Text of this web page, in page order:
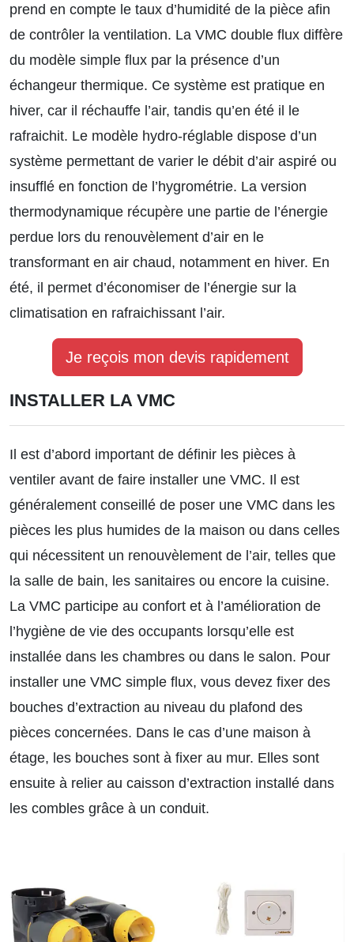
prend en compte le taux d’humidité de la pièce afin
de contrôler la ventilation. La VMC double flux diffère
du modèle simple flux par la présence d’un
échangeur thermique. Ce système est pratique en
hiver, car il réchauffe l’air, tandis qu’en été il le
rafraichit. Le modèle hydro-réglable dispose d’un
système permettant de varier le débit d’air aspiré ou
insufflé en fonction de l’hygrométrie. La version
thermodynamique récupère une partie de l’énergie
perdue lors du renouvèlement d’air en le
transformant en air chaud, notamment en hiver. En
été, il permet d’économiser de l’énergie sur la
climatisation en rafraichissant l’air.
Je reçois mon devis rapidement
INSTALLER LA VMC
Il est d’abord important de définir les pièces à
ventiler avant de faire installer une VMC. Il est
généralement conseillé de poser une VMC dans les
pièces les plus humides de la maison ou dans celles
qui nécessitent un renouvèlement de l’air, telles que
la salle de bain, les sanitaires ou encore la cuisine.
La VMC participe au confort et à l’amélioration de
l’hygiène de vie des occupants lorsqu’elle est
installée dans les chambres ou dans le salon. Pour
installer une VMC simple flux, vous devez fixer des
bouches d’extraction au niveau du plafond des
pièces concernées. Dans le cas d’une maison à
étage, les bouches sont à fixer au mur. Elles sont
ensuite à relier au caisson d’extraction installé dans
les combles grâce à un conduit.